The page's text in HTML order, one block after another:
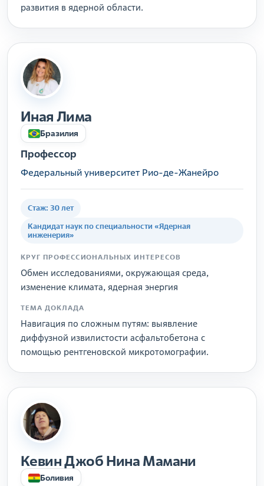
развития в ядерной области.
Иная Лима
Бразилия
Профессор
Федеральный университет Рио-де-Жанейро
Стаж: 30 лет
Кандидат наук по специальности «Ядерная
инженерия»
КРУГ ПРОФЕССИОНАЛЬНЫХ ИНТЕРЕСОВ
Обмен исследованиями, окружающая среда,
изменение климата, ядерная энергия
ТЕМА ДОКЛАДА
Навигация по сложным путям: выявление
диффузной извилистости асфальтобетона с
помощью рентгеновской микротомографии.
Кевин Джоб Нина Мамани
Боливия